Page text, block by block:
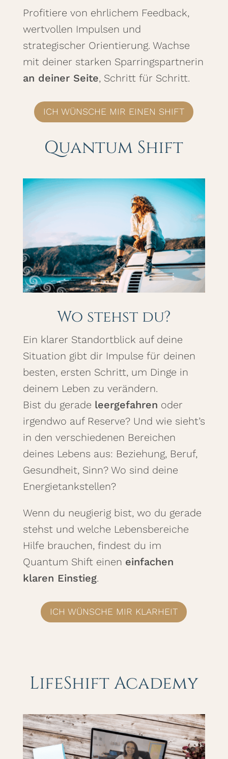
Profitiere von ehrlichem Feedback,
wertvollen Impulsen und
strategischer Orientierung. Wachse
mit deiner starken Sparringspartnerin
an deiner Seite, Schritt für Schritt.
ICH WÜNSCHE MIR EINEN SHIFT
Quantum Shift
Wo stehst du?
Ein klarer Standortblick auf deine
Situation gibt dir Impulse für deinen
besten, ersten Schritt, um Dinge in
deinem Leben zu verändern.
Bist du gerade leergefahren oder
irgendwo auf Reserve? Und wie sieht’s
in den verschiedenen Bereichen
deines Lebens aus: Beziehung, Beruf,
Gesundheit, Sinn? Wo sind deine
Energietankstellen?
Wenn du neugierig bist, wo du gerade
stehst und welche Lebensbereiche
Hilfe brauchen, findest du im
Quantum Shift einen einfachen
klaren Einstieg.
ICH WÜNSCHE MIR KLARHEIT
LifeShift Academy